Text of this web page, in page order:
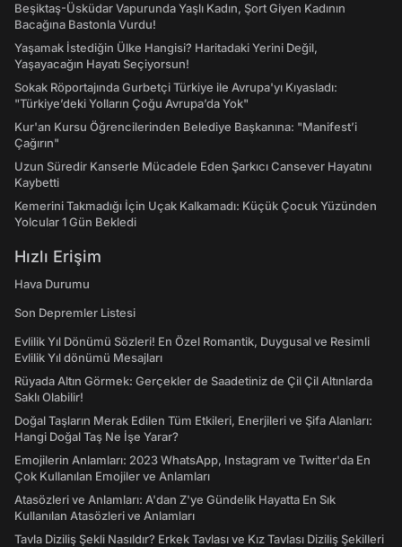
Beşiktaş-Üsküdar Vapurunda Yaşlı Kadın, Şort Giyen Kadının
Bacağına Bastonla Vurdu!
Yaşamak İstediğin Ülke Hangisi? Haritadaki Yerini Değil,
Yaşayacağın Hayatı Seçiyorsun!
Sokak Röportajında Gurbetçi Türkiye ile Avrupa'yı Kıyasladı:
"Türkiye’deki Yolların Çoğu Avrupa’da Yok"
Kur'an Kursu Öğrencilerinden Belediye Başkanına: "Manifest’i
Çağırın"
Uzun Süredir Kanserle Mücadele Eden Şarkıcı Cansever Hayatını
Kaybetti
Kemerini Takmadığı İçin Uçak Kalkamadı: Küçük Çocuk Yüzünden
Yolcular 1 Gün Bekledi
Hızlı Erişim
Hava Durumu
Son Depremler Listesi
Evlilik Yıl Dönümü Sözleri! En Özel Romantik, Duygusal ve Resimli
Evlilik Yıl dönümü Mesajları
Rüyada Altın Görmek: Gerçekler de Saadetiniz de Çil Çil Altınlarda
Saklı Olabilir!
Doğal Taşların Merak Edilen Tüm Etkileri, Enerjileri ve Şifa Alanları:
Hangi Doğal Taş Ne İşe Yarar?
Emojilerin Anlamları: 2023 WhatsApp, Instagram ve Twitter'da En
Çok Kullanılan Emojiler ve Anlamları
Atasözleri ve Anlamları: A'dan Z'ye Gündelik Hayatta En Sık
Kullanılan Atasözleri ve Anlamları
Tavla Diziliş Şekli Nasıldır? Erkek Tavlası ve Kız Tavlası Diziliş Şekilleri